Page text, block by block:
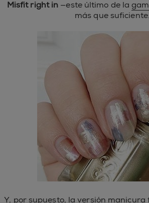
Misfit right in —este último de la
más que suficiente.
Y, por supuesto, la versión